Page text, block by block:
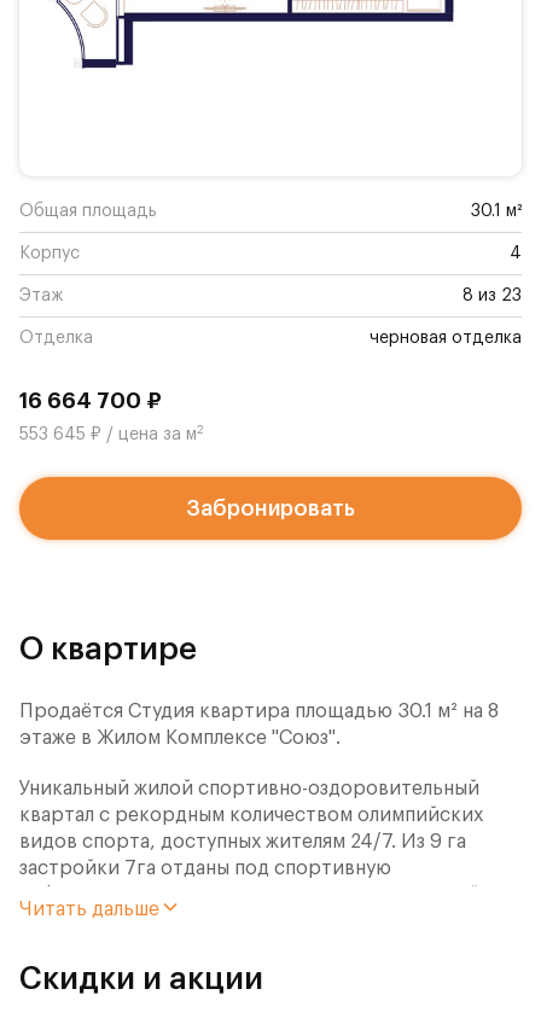
Общая площадь 30.1 м²
Корпус 4
Этаж 8 из 23
Отделка черновая отделка
16 664 700 ₽
553 645 ₽ / цена за м2
Забронировать
О квартире
Продаётся Студия квартира площадью 30.1 м² на 8
этаже в Жилом Комплексе "Союз".
Уникальный жилой спортивно-оздоровительный
квартал с рекордным количеством олимпийских
видов спорта, доступных жителям 24/7. Из 9 га
застройки 7га отданы под спортивную
спортивно-оздоровительного кластера юности и
- Ледовая арена для хоккея и фигурного катания,
Читать дальше
Скидки и акции